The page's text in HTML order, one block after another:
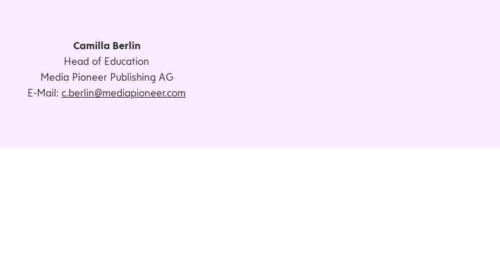
Camilla Berlin
Head of Education
Media Pioneer Publishing AG
E-Mail: c.berlin@mediapioneer.com